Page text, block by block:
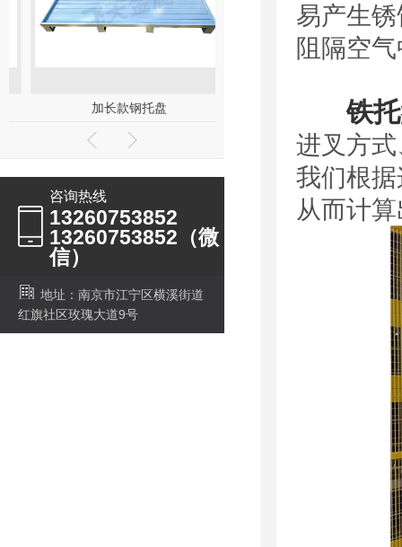
加长款钢托盘 钢制盛漏（渗漏）托盘
咨询热线
13260753852
13260753852（微
信）
地址：南京市江宁区横溪街道
红旗社区玫瑰大道9号
易产生
阻隔空
铁
进叉方
我们根
从而计